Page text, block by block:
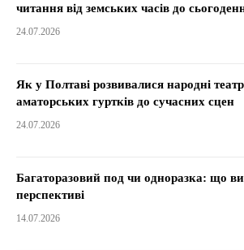
читання від земських часів до
24.07.2026
Як у Полтаві розвивалися народні
аматорських гуртків до сучасних сцен
24.07.2026
Багаторазовий под чи одноразка: що
перспективі
14.07.2026